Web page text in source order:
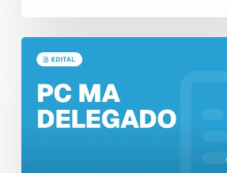
Concurso
MA:
Requisitos